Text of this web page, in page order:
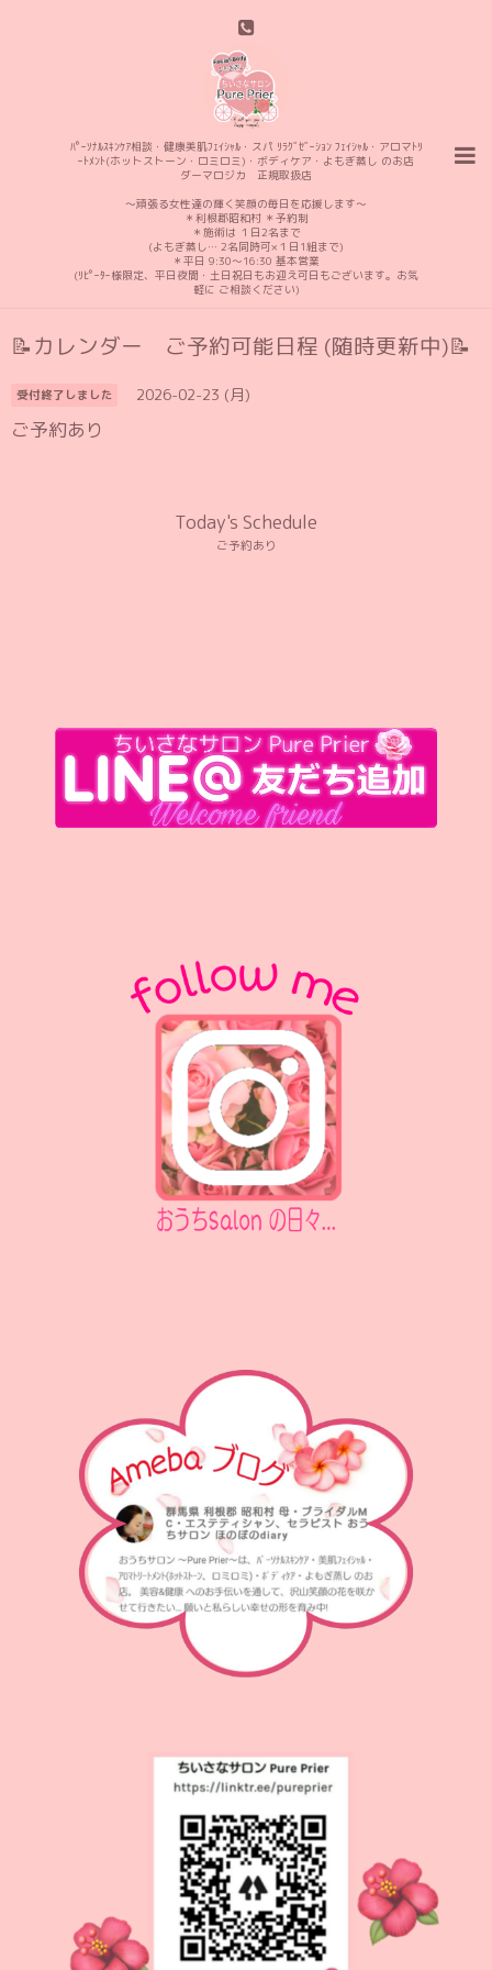
ﾊﾟｰｿﾅﾙｽｷﾝｹｱ相談・健康美肌ﾌｪｲｼｬﾙ・スパ ﾘﾗｸﾞｾﾞｰｼｮﾝ ﾌｪｲｼｬﾙ・アロマﾄﾘ
ｰﾄﾒﾝﾄ(ホットストーン・ロミロミ)・ボディケア・よもぎ蒸し のお店
ダーマロジカ 正規取扱店
〜頑張る女性達の輝く笑顔の毎日を応援します〜
＊利根郡昭和村 ＊予約制
＊施術は １日2名まで
(よもぎ蒸し… 2名同時可×１日1組まで)
＊平日 9:30〜16:30 基本営業
(ﾘﾋﾟｰﾀｰ様限定、平日夜間・土日祝日もお迎え可日もございます。お気
軽に ご相談ください)
📝カレンダー ご予約可能日程 (随時更新中)📝
受付終了しました 2026-02-23 (月)
ご予約あり
Today's Schedule
ご予約あり